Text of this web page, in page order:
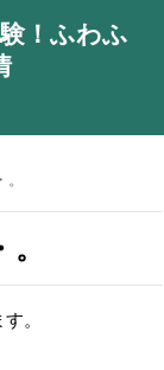
！ふわふ
。